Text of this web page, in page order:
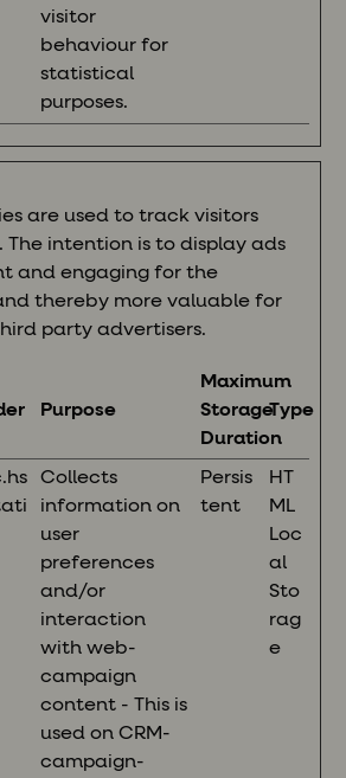
visitor
behaviour for
statistical
purposes.
are used to track visitors
The intention is to display ads
and engaging for the
thereby more valuable for
party advertisers.
Purpose
Maximum
Storage
Duration
Type
Collects
information on
user
preferences
and/or
interaction
with web-
campaign
content - This is
used on CRM-
campaign-
Persis
tent
HT
ML
Loc
al
Sto
rag
e